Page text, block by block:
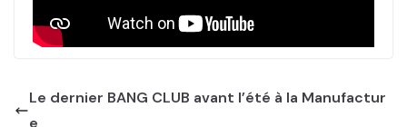
Le dernier BANG CLUB avant l’été à la Manufactur
e